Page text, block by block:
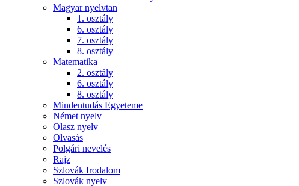
Magyar nyelvtan
1. osztály
6. osztály
7. osztály
8. osztály
Matematika
2. osztály
6. osztály
8. osztály
Mindentudás Egyeteme
Német nyelv
Olasz nyelv
Olvasás
Polgári nevelés
Rajz
Szlovák Irodalom
Szlovák nyelv